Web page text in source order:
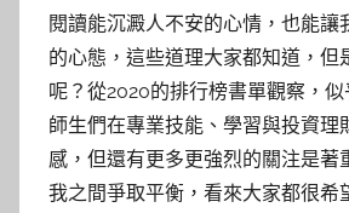
閱讀能沉澱人不安的心情，也能讓
的心態，這些道理大家都知道，但
呢？從2020的排行榜書單觀察，
師生們在專業技能、學習與投資理
感，但還有更多更強烈的關注是著
我之間爭取平衡，看來大家都很希